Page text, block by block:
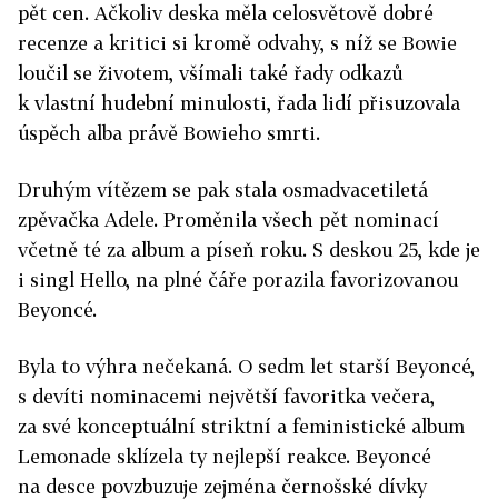
pět cen. Ačkoliv deska měla celosvětově dobré
recenze a kritici si kromě odvahy, s níž se Bowie
loučil se životem, všímali také řady odkazů
k vlastní hudební minulosti, řada lidí přisuzovala
úspěch alba právě Bowieho smrti.
Druhým vítězem se pak stala osmadvacetiletá
zpěvačka Adele. Proměnila všech pět nominací
včetně té za album a píseň roku. S deskou 25, kde je
i singl Hello, na plné čáře porazila favorizovanou
Beyoncé.
Byla to výhra nečekaná. O sedm let starší Beyoncé,
s devíti nominacemi největší favoritka večera,
za své konceptuální striktní a feministické album
Lemonade sklízela ty nejlepší reakce. Beyoncé
na desce povzbuzuje zejména černošské dívky